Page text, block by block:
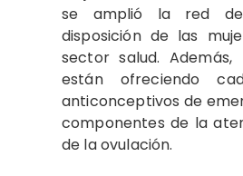
se amplió la red
disposición de las
sector salud. Además,
están ofreciendo
anticonceptivos de
componentes de la
de la ovulación.